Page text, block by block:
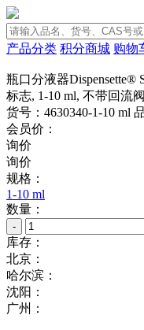
产品分类 积分商城 购物
瓶口分液器Dispensette®
标志, 1-10 ml, 不带回流阀
货号：4630340-1-10 ml
会员价：
询价
询价
规格：
1-10 ml
数量：
-
库存：
北京：
哈尔滨：
沈阳：
广州：